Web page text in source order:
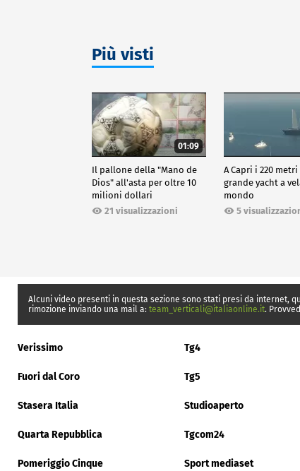
Più visti
01:09
Il pallone della "Mano de
Dios" all'asta per oltre 10
milioni dollari
21 visualizzazioni
A Capri i 220
grande yacht a
mondo
5
Alcuni video presenti in questa sezione sono stati presi da internet,
rimozione inviando una mail a: team_verticali@italiaonline.it.
Verissimo Tg4
Fuori dal Coro Tg5
Stasera Italia Studioaperto
Quarta Repubblica Tgcom24
Pomeriggio Cinque Sport mediaset